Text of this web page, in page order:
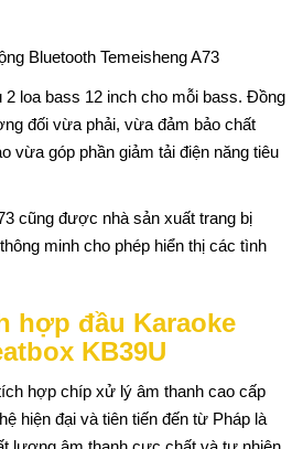
2 loa bass 12 inch cho mỗi bass. Đồng
đối vừa phải, vừa đảm bảo chất
vừa góp phần giảm tải điện năng tiêu
cũng được nhà sản xuất trang bị
minh cho phép hiển thị các tình
hợp đầu Karaoke
KB39U
hợp chíp xử lý âm thanh cao cấp
hiện đại và tiên tiến đến từ Pháp là